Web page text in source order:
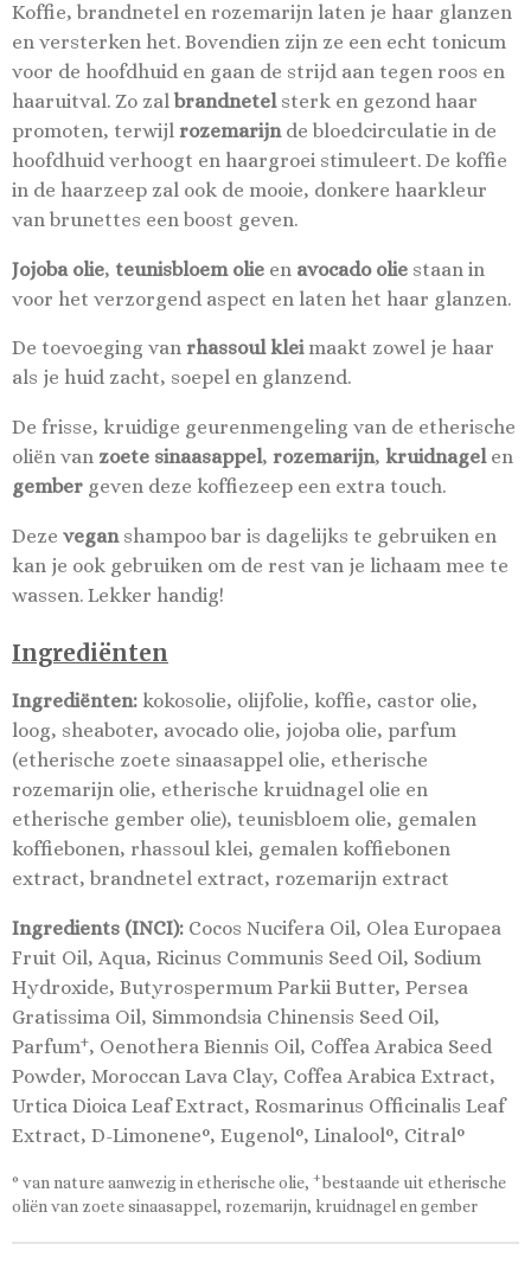
Koffie, brandnetel en rozemarijn laten je haar glanzen
en versterken het. Bovendien zijn ze een echt tonicum
voor de hoofdhuid en gaan de strijd aan tegen roos en
haaruitval. Zo zal brandnetelsterk en gezond haar
promoten, terwijl rozemarijnde bloedcirculatie in de
hoofdhuid verhoogt en haargroei stimuleert. De koffie
in de haarzeep zal ook de mooie, donkere haarkleur
van brunettes een boost geven.
Jojoba olie, teunisbloem olie en avocado olie staan in
voor het verzorgend aspect en laten het haar glanzen.
De toevoeging van rhassoul kleimaakt zowel je haar
als je huid zacht, soepel en glanzend.
De frisse, kruidige geurenmengeling van de etherische
oliën van zoete sinaasappel, rozemarijn, kruidnagelen
gember geven deze koffiezeep een extra touch.
Deze veganshampoo bar is dagelijks te gebruiken en
kan je ook gebruiken om de rest van je lichaam mee te
wassen. Lekker handig!
Ingrediënten
Ingrediënten: kokosolie, olijfolie, koffie, castor olie,
loog, sheaboter, avocado olie, jojoba olie, parfum
(etherische zoete sinaasappel olie, etherische
rozemarijn olie, etherische kruidnagel olie en
etherische gember olie), teunisbloem olie, gemalen
koffiebonen, rhassoul klei, gemalen koffiebonen
extract, brandnetel extract, rozemarijn extract
Ingredients (INCI): Cocos Nucifera Oil, Olea Europaea
Fruit Oil, Aqua, Ricinus Communis Seed Oil, Sodium
Hydroxide, Butyrospermum Parkii Butter, Persea
Gratissima Oil, Simmondsia Chinensis Seed Oil,
Parfum+, Oenothera Biennis Oil, Coffea Arabica Seed
Powder, Moroccan Lava Clay, Coffea Arabica Extract,
Urtica Dioica Leaf Extract, Rosmarinus Officinalis Leaf
Extract, D-Limonene°, Eugenol°, Linalool°, Citral°
° van nature aanwezig in etherische olie, +bestaande uit etherische
oliën van zoete sinaasappel, rozemarijn, kruidnagel en gember